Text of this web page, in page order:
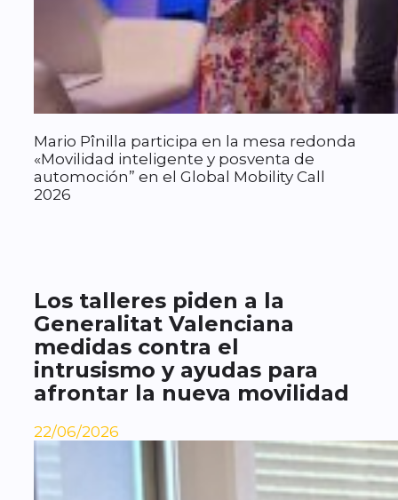
Mario Pînilla participa en la mesa redonda
«Movilidad inteligente y posventa de
automoción” en el Global Mobility Call
2026
Los talleres piden a la
Generalitat Valenciana
medidas contra el
intrusismo y ayudas para
afrontar la nueva movilidad
22/06/2026